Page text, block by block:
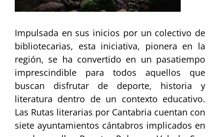
Impulsada en sus inicios por un colectivo de
bibliotecarias, esta iniciativa, pionera en la
región, se ha convertido en un pasatiempo
imprescindible para todos aquellos que
buscan disfrutar de deporte, historia y
literatura dentro de un contexto educativo.
Las Rutas literarias por Cantabria cuentan con
siete ayuntamientos cántabros implicados en